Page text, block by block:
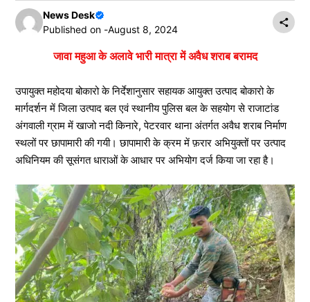
News Desk
Published on -August 8, 2024
जावा महुआ के अलावे भारी मात्रा में अवैध शराब बरामद
उपायुक्त महोदया बोकारो के निर्देशानुसार सहायक आयुक्त उत्पाद बोकारो के
मार्गदर्शन में जिला उत्पाद बल एवं स्थानीय पुलिस बल के सहयोग से राजाटांड
अंगवाली ग्राम में खाजो नदी किनारे, पेटरवार थाना अंतर्गत अवैध शराब निर्माण
स्थलों पर छापामारी की गयी। छापामारी के क्रम में फ़रार अभियुक्तों पर उत्पाद
अधिनियम की सूसंगत धाराओं के आधार पर अभियोग दर्ज किया जा रहा है।